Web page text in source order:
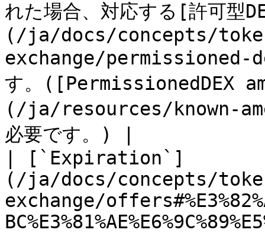
れた場合、対応する[許可型
(/ja/docs/concepts/
exchange/permissioned-
す。([PermissionedDEX
(/ja/resources/known-
必要です。) |
| [`Expiration`]
(/ja/docs/concepts/
exchange/